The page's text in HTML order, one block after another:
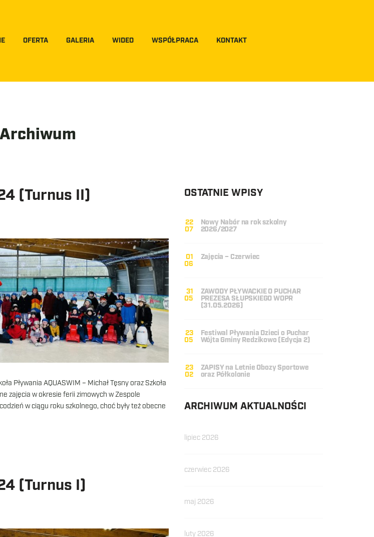
OFERTA GALERIA WIDEO WSPÓŁPRACA KONTAKT
Archiwum
(Turnus II)
Pływania AQUASWIM – Michał Tęsny oraz Szkoła
zajęcia w okresie ferii zimowych w Zespole
w ciągu roku szkolnego, choć były też obecne
(Turnus I)
OSTATNIE WPISY
22
07
Nowy Nabór na rok szkolny
2026/2027
01
06
Zajęcia – Czerwiec
31
05
ZAWODY PŁYWACKIE O PUCHAR
PREZESA SŁUPSKIEGO WOPR
(31.05.2026)
23
05
Festiwal Pływania Dzieci o Puchar
Wójta Gminy Redzikowo (Edycja 2)
23
02
ZAPISY na Letnie Obozy Sportowe
oraz Półkolonie
ARCHIWUM AKTUALNOŚCI
lipiec 2026
czerwiec 2026
maj 2026
luty 2026